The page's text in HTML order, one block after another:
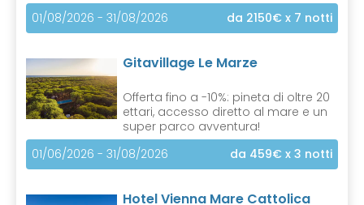
01/08/2026 - 31/08/2026
da 2150€ x 7 notti
Gitavillage Le Marze
Offerta fino a -10%: pineta di oltre 20
ettari, accesso diretto al mare e un
super parco avventura!
01/06/2026 - 31/08/2026
da 459€ x 3 notti
Hotel Vienna Mare Cattolica